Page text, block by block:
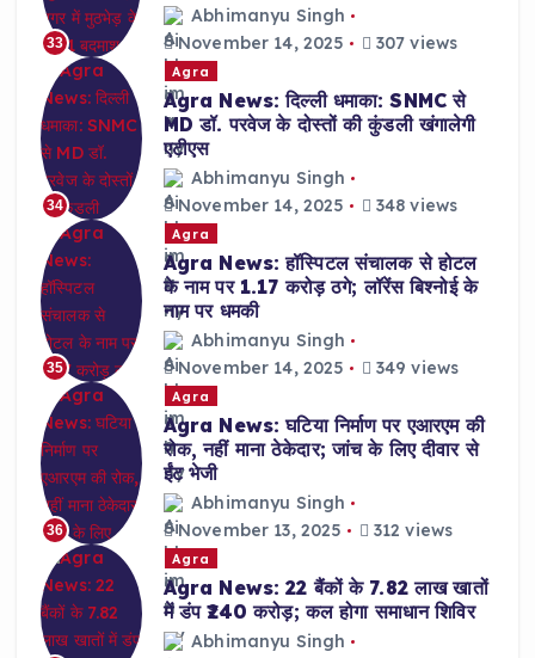
33
Abhimanyu Singh
November 14, 2025
307 views
34
Agra
Agra News: दिल्ली धमाका: SNMC से
MD डॉ. परवेज के दोस्तों की कुंडली खंगालेगी
एटीएस
Abhimanyu Singh
November 14, 2025
348 views
35
Agra
Agra News: हॉस्पिटल संचालक से होटल
के नाम पर 1.17 करोड़ ठगे; लॉरेंस बिश्नोई के
नाम पर धमकी
Abhimanyu Singh
November 14, 2025
349 views
36
Agra
Agra News: घटिया निर्माण पर एआरएम की
रोक, नहीं माना ठेकेदार; जांच के लिए दीवार से
ईंट भेजी
Abhimanyu Singh
November 13, 2025
312 views
Agra
Agra News: 22 बैंकों के 7.82 लाख खातों
में डंप ₹240 करोड़; कल होगा समाधान शिविर
Abhimanyu Singh